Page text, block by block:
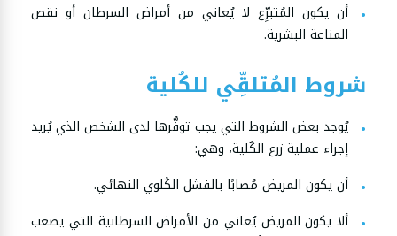
أن يكون المُتبرِّع لا يُعاني من أمراض السرطان أو نقص
المناعة البشرية.
شروط المُتلقِّي للكُلية
يُوجد بعض الشروط التي يجب توفُّرها لدى الشخص الذي يُريد
إجراء عملية زرع الكُلية، وهي:
أن يكون المريض مُصابًا بالفشل الكُلوي النهائي.
ألا يكون المريض يُعاني من الأمراض السرطانية التي يصعب